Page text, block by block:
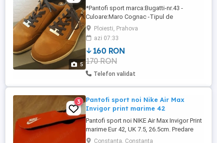
5
*Pantofi sport marca:Bugatti-nr.43 -
Culoare:Maro Cognac -Tipul de
închidere:Fermoar-Șireturi -Grosimea
tălpii:2 cm -Înălțimea totală a
pantofului:10.5 cm -Greutatea
pantofului:280 g -Material branț:Material
textil -Material interior:Material textil -
Material exterior:Piele ecologica si
material textil -Material ...
Ploiesti, Prahova
azi 07:33
160 RON
170 RON
Telefon validat
3
Pantofi sport noi Nike Air Max
Invigor print marime 42
Pantofi sport noi NIKE Air Max Invigor Print
marime Eur 42, UK 7.5, 26.5cm. Predare
personala.
Constanta, Constanta